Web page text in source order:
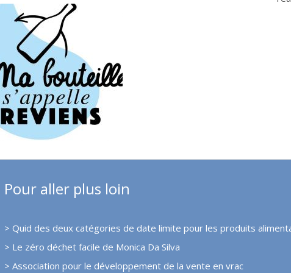
Pour aller plus loin
> Quid des deux catégories de date limite pour les produits
> Le zéro déchet facile de Monica Da Silva
> Association pour le développement de la vente en vrac